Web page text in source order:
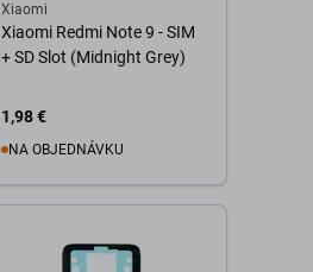
Xiaomi
Xiaomi Redmi Note 9 - SIM
+ SD Slot (Midnight Grey)
1,98 €
NA OBJEDNÁVKU